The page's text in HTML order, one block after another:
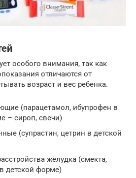
особого внимания, так как
отличаются от
возраст и вес ребенка.
(парацетамол, ибупрофен в
– сироп, свечи)
(супрастин, цетрин в детской
желудка (смекта,
детской форме)